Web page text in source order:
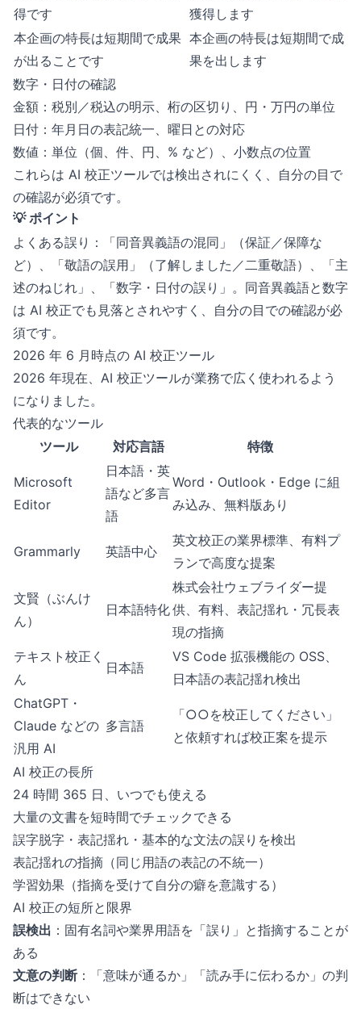
得です
獲得します
本企画の特長は短期間で成果
が出ることです
本企画の特長は短期間で成
果を出します
数字・日付の確認
金額：税別／税込の明示、桁の区切り、円・万円の単位
日付：年月日の表記統一、曜日との対応
数値：単位（個、件、円、% など）、小数点の位置
これらは AI 校正ツールでは検出されにくく、自分の目で
の確認が必須です。
💡 ポイント
よくある誤り：「同音異義語の混同」（保証／保障な
ど）、「敬語の誤用」（了解しました／二重敬語）、「主
述のねじれ」、「数字・日付の誤り」。同音異義語と数字
は AI 校正でも見落とされやすく、自分の目での確認が必
須です。
2026 年 6 月時点の AI 校正ツール
2026 年現在、AI 校正ツールが業務で広く使われるよう
になりました。
代表的なツール
ツール
対応言語 特徴
Microsoft
Editor
日本語・英
語など多言
語
Word・Outlook・Edge に組
み込み、無料版あり
Grammarly 英語中心
英文校正の業界標準、有料プ
ランで高度な提案
文賢（ぶんけ
ん）
日本語特化
株式会社ウェブライダー提
供、有料、表記揺れ・冗長表
現の指摘
テキスト校正く
ん
日本語
VS Code 拡張機能の OSS、
日本語の表記揺れ検出
ChatGPT・
Claude などの
汎用 AI
多言語
「○○を校正してください」
と依頼すれば校正案を提示
AI 校正の長所
24 時間 365 日、いつでも使える
大量の文書を短時間でチェックできる
誤字脱字・表記揺れ・基本的な文法の誤りを検出
表記揺れの指摘（同じ用語の表記の不統一）
学習効果（指摘を受けて自分の癖を意識する）
AI 校正の短所と限界
誤検出 ：固有名詞や業界用語を「誤り」と指摘することが
ある
文意の判断 ：「意味が通るか」「読み手に伝わるか」の判
断はできない